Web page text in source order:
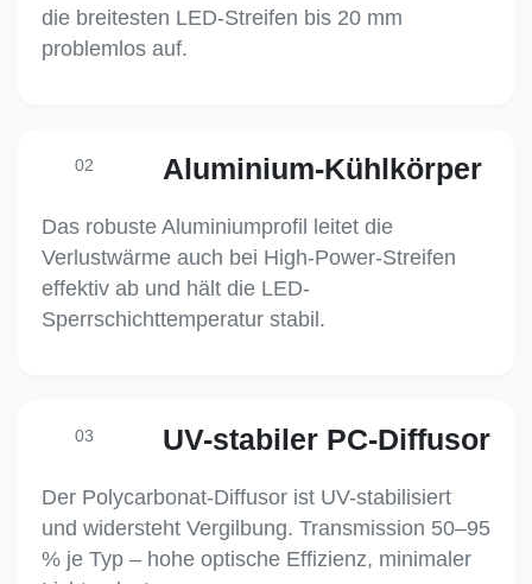
die breitesten LED-Streifen bis 20 mm
problemlos auf.
02 Aluminium-Kühlkörper
Das robuste Aluminiumprofil leitet die
Verlustwärme auch bei High-Power-Streifen
effektiv ab und hält die LED-
Sperrschichttemperatur stabil.
03 UV-stabiler PC-Diffusor
Der Polycarbonat-Diffusor ist UV-stabilisiert
und widersteht Vergilbung. Transmission 50–95
% je Typ – hohe optische Effizienz, minimaler